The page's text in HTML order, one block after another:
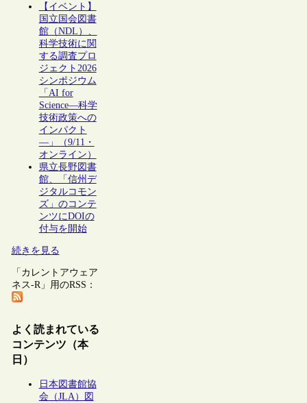
【イベント】
国立国会図書
館（NDL）、
科学技術に関
する調査プロ
ジェクト2026
シンポジウム
「AI for
Science―科学
技術政策への
インパクト
―」（9/11・
オンライン）
県立長野図書
館、「信州デ
ジタルコモン
ズ」のコンテ
ンツにDOIの
付与を開始
続きを見る
「カレントアウェア
ネス-R」用のRSS：
よく読まれている
コンテンツ（本
日）
日本図書館協
会（JLA）図